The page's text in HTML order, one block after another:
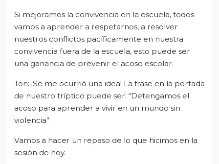
Si mejoramos la convivencia en la escuela, todos
vamos a aprender a respetarnos, a resolver
nuestros conflictos pacíficamente en nuestra
convivencia fuera de la escuela, esto puede ser
una ganancia de prevenir el acoso escolar.
Ton: ¡Se me ocurrió una idea! La frase en la portada
de nuestro tríptico puede ser: “Detengamos el
acoso para aprender a vivir en un mundo sin
violencia”.
Vamos a hacer un repaso de lo que hicimos en la
sesión de hoy.